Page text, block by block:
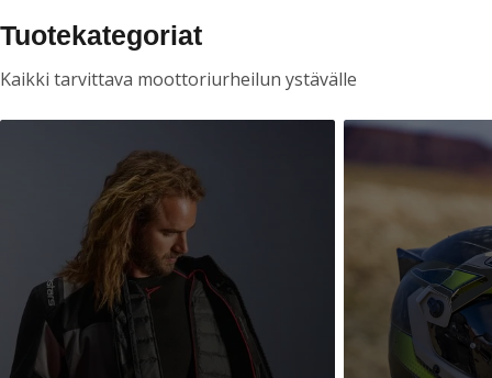
Tuotekategoriat
Kaikki tarvittava moottoriurheilun ystävälle